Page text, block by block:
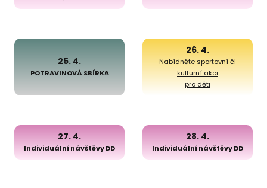
25. 4.
POTRAVINOVÁ SBÍRKA
26. 4.
Nabídněte sportovní či
kulturní akci
pro děti
27. 4.
Individuální návštěvy DD
28. 4.
Individuální návštěvy DD